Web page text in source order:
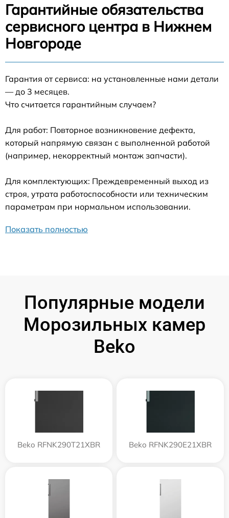
Гарантийные обязательства
сервисного центра в Нижнем
Новгороде
Гарантия от сервиса: на установленные нами детали
— до 3 месяцев.
Что считается гарантийным случаем?
Для работ: Повторное возникновение дефекта,
который напрямую связан с выполненной работой
(например, некорректный монтаж запчасти).
Для комплектующих: Преждевременный выход из
строя, утрата работоспособности или техническим
параметрам при нормальном использовании.
Показать полностью
Популярные модели
Морозильных камер
Beko
Beko RFNK290T21XBR Beko RFNK290E21XBR